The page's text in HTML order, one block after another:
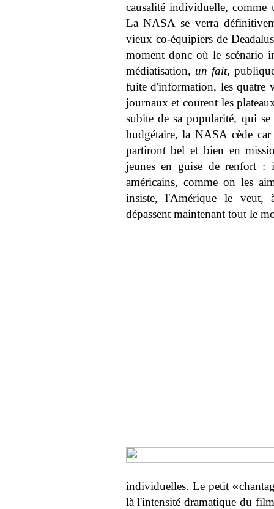
causalité individuelle, comme
La NASA se verra
vieux co-équipiers de
moment donc où le scénario
médiatisation, un fait,
fuite d'information, les quatre
journaux et courent les
subite de sa popularité, qui
budgétaire, la NASA cède
partiront bel et bien en
jeunes en guise de renfort :
américains, comme on les
insiste, l'Amérique le veut,
dépassent maintenant tout le
individuelles. Le petit «
là l'intensité dramatique du